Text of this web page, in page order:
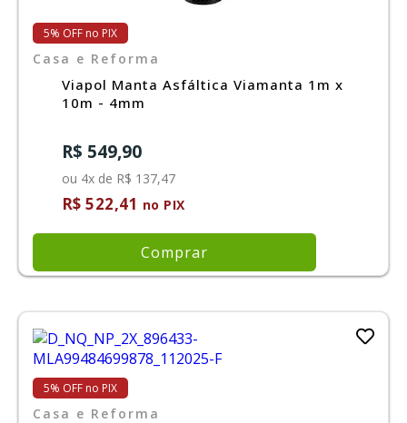
5% OFF no PIX
Casa e Reforma
Viapol Manta Asfáltica Viamanta 1m x
10m - 4mm
R$ 549,90
ou 4x de R$ 137,47
R$ 522,41 no PIX
Comprar
5% OFF no PIX
Casa e Reforma